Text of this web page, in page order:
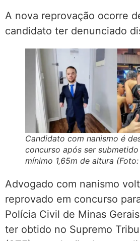
A nova reprovação ocorre
candidato ter denunciado
Candidato com nanismo é
concurso após ser
mínimo 1,65m de altura
Advogado com nanismo
reprovado em concurso
Polícia Civil de Minas
ter obtido no Supremo